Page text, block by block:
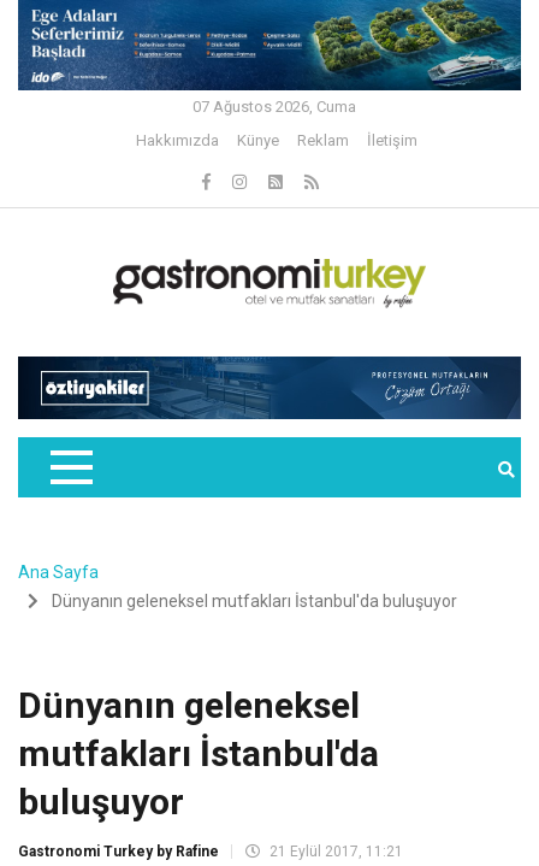
07 Ağustos 2026, Cuma
Hakkımızda
Künye Reklam İletişim
Ana Sayfa
Dünyanın geleneksel mutfakları İstanbul'da buluşuyor
Dünyanın geleneksel
mutfakları İstanbul'da
buluşuyor
Gastronomi Turkey by Rafine 21 Eylül 2017, 11:21